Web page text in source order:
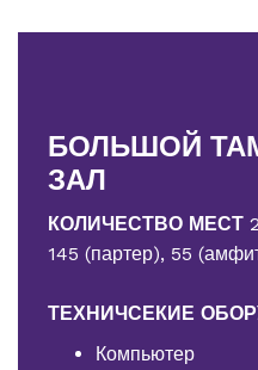
БОЛЬШОЙ
ЗАЛ
КОЛИЧЕСТВО МЕСТ
145 (партер), 55
ТЕХНИЧСЕКИЕ
Компьютер